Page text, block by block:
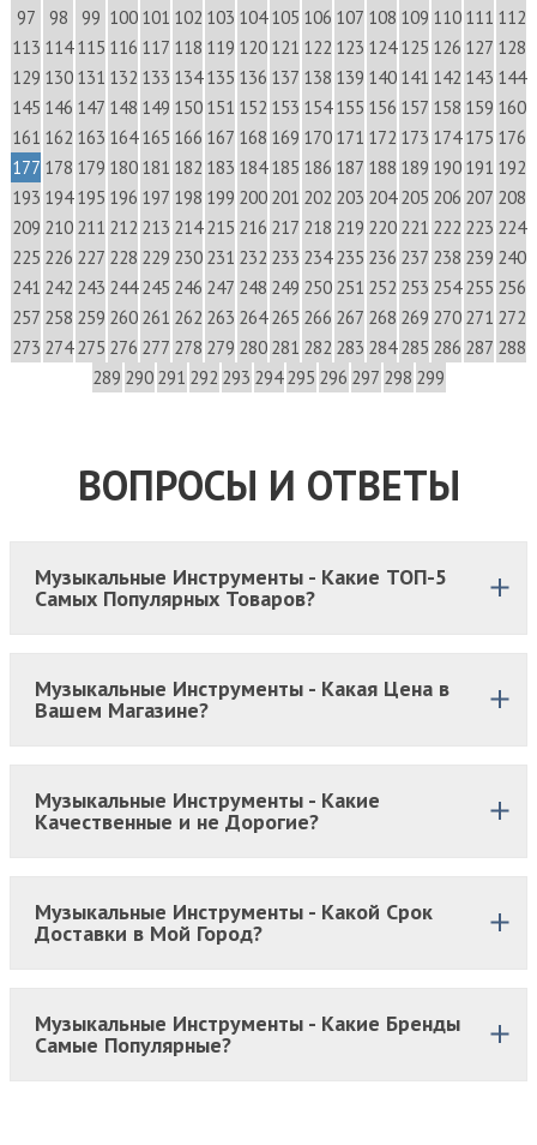
97
98 99 100 101 102 103 104 105 106 107 108 109 110 111 112
113 114 115 116 117 118 119 120 121 122 123 124 125 126 127 128
129 130 131 132 133 134 135 136 137 138 139 140 141 142 143 144
145 146 147 148 149 150 151 152 153 154 155 156 157 158 159 160
161 162 163 164 165 166 167 168 169 170 171 172 173 174 175 176
177 178 179 180 181 182 183 184 185 186 187 188 189 190 191 192
193 194 195 196 197 198 199 200 201 202 203 204 205 206 207 208
209 210 211 212 213 214 215 216 217 218 219 220 221 222 223 224
225 226 227 228 229 230 231 232 233 234 235 236 237 238 239 240
241 242 243 244 245 246 247 248 249 250 251 252 253 254 255 256
257 258 259 260 261 262 263 264 265 266 267 268 269 270 271 272
273 274 275 276 277 278 279 280 281 282 283 284 285 286 287 288
289 290 291 292 293 294 295 296 297 298 299
ВОПРОСЫ И ОТВЕТЫ
Музыкальные Инструменты - Какие ТОП-5
Самых Популярных Товаров?
Музыкальные Инструменты - Какая Цена в
Вашем Магазине?
Музыкальные Инструменты - Какие
Качественные и не Дорогие?
Музыкальные Инструменты - Какой Срок
Доставки в Мой Город?
Музыкальные Инструменты - Какие Бренды
Самые Популярные?